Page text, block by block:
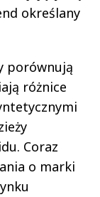
określany
porównują
różnice
Coraz
o marki